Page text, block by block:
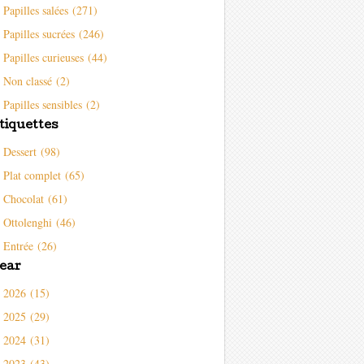
Papilles salées (271)
Papilles sucrées (246)
Papilles curieuses (44)
Non classé (2)
Papilles sensibles (2)
Dessert (98)
Plat complet (65)
Chocolat (61)
Ottolenghi (46)
Entrée (26)
2026 (15)
2025 (29)
2024 (31)